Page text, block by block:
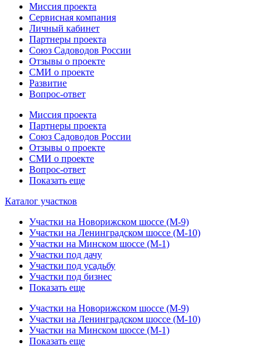
Миссия проекта
Сервисная компания
Личный кабинет
Партнеры проекта
Союз Садоводов России
Отзывы о проекте
СМИ о проекте
Развитие
Вопрос-ответ
Миссия проекта
Партнеры проекта
Союз Садоводов России
Отзывы о проекте
СМИ о проекте
Вопрос-ответ
Показать еще
Каталог участков
Участки на Новорижском шоссе (М-9)
Участки на Ленинградском шоссе (М-10)
Участки на Минском шоссе (М-1)
Участки под дачу
Участки под усадьбу
Участки под бизнес
Показать еще
Участки на Новорижском шоссе (М-9)
Участки на Ленинградском шоссе (М-10)
Участки на Минском шоссе (М-1)
Показать еще